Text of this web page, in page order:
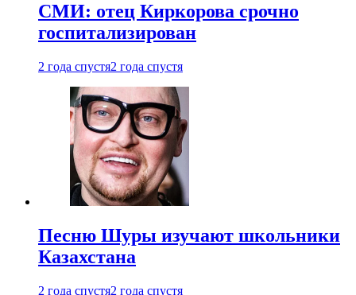
СМИ: отец Киркорова срочно
госпитализирован
2 года спустя2 года спустя
Песню Шуры изучают школьники
Казахстана
2 года спустя2 года спустя